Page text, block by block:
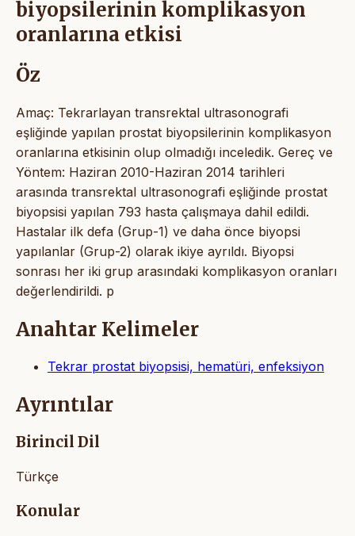
biyopsilerinin komplikasyon
oranlarına etkisi
Öz
Amaç: Tekrarlayan transrektal ultrasonografi
eşliğinde yapılan prostat biyopsilerinin komplikasyon
oranlarına etkisinin olup olmadığı inceledik. Gereç ve
Yöntem: Haziran 2010-Haziran 2014 tarihleri
arasında transrektal ultrasonografi eşliğinde prostat
biyopsisi yapılan 793 hasta çalışmaya dahil edildi.
Hastalar ilk defa (Grup-1) ve daha önce biyopsi
yapılanlar (Grup-2) olarak ikiye ayrıldı. Biyopsi
sonrası her iki grup arasındaki komplikasyon oranları
değerlendirildi. p
Anahtar Kelimeler
Tekrar prostat biyopsisi, hematüri, enfeksiyon
Ayrıntılar
Birincil Dil
Türkçe
Konular